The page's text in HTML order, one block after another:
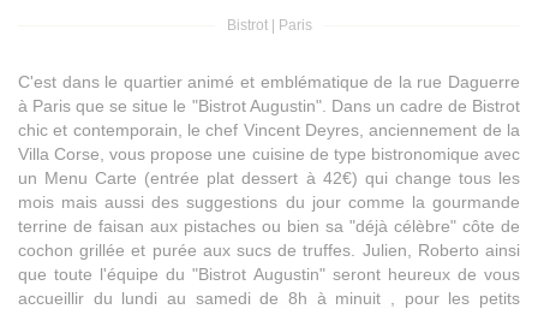
Bistrot Paris
C'est dans le quartier animé et emblématique de la rue Daguerre
à Paris que se situe le "Bistrot Augustin". Dans un cadre de Bistrot
chic et contemporain, le chef Vincent Deyres, anciennement de la
Villa Corse, vous propose une cuisine de type bistronomique avec
un Menu Carte (entrée plat dessert à 42€) qui change tous les
mois mais aussi des suggestions du jour comme la gourmande
terrine de faisan aux pistaches ou bien sa "déjà célèbre" côte de
cochon grillée et purée aux sucs de truffes. Julien, Roberto ainsi
que toute l'équipe du "Bistrot Augustin" seront heureux de vous
accueillir du lundi au samedi de 8h à minuit , pour les petits